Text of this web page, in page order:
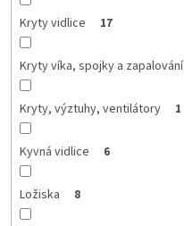
Kryty vidlice 17
Kryty víka, spojky a zapalování
Kryty, výztuhy, ventilátory 1
Kyvná vidlice 6
Ložiska 8